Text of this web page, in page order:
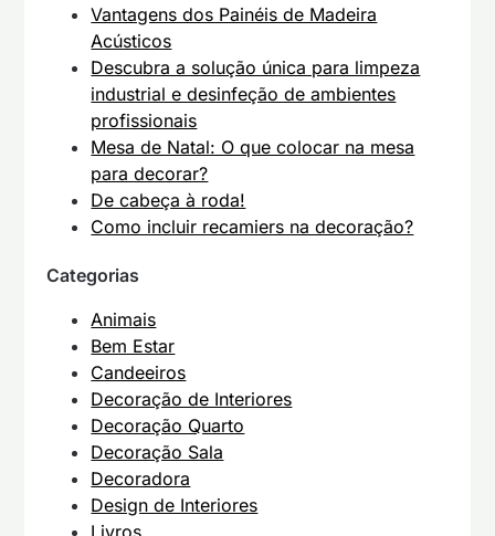
Vantagens dos Painéis de Madeira
Acústicos
Descubra a solução única para limpeza
industrial e desinfeção de ambientes
profissionais
Mesa de Natal: O que colocar na mesa
para decorar?
De cabeça à roda!
Como incluir recamiers na decoração?
Categorias
Animais
Bem Estar
Candeeiros
Decoração de Interiores
Decoração Quarto
Decoração Sala
Decoradora
Design de Interiores
Livros